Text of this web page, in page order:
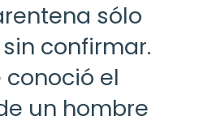
sólo
confirmar.
conoció el
un hombre